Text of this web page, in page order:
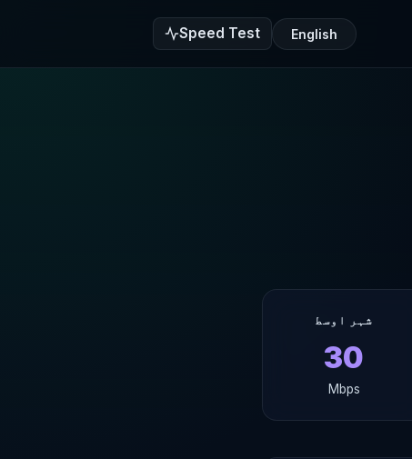
Speed Test English
شہر اوسط
30
Mbps